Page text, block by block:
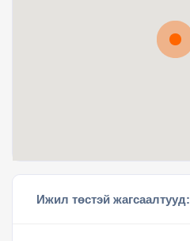
Ижил төстэй жагсаалтууд: